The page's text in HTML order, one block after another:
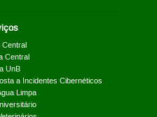
Central
UnB
a Incidentes Cibernéticos
Limpa